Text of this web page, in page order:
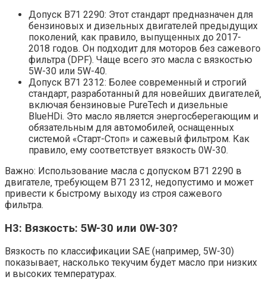
Допуск B71 2290: Этот стандарт предназначен для
бензиновых и дизельных двигателей предыдущих
поколений‚ как правило‚ выпущенных до 2017-
2018 годов. Он подходит для моторов без сажевого
фильтра (DPF). Чаще всего это масла с вязкостью
5W-30 или 5W-40.
Допуск B71 2312: Более современный и строгий
стандарт‚ разработанный для новейших двигателей‚
включая бензиновые PureTech и дизельные
BlueHDi. Это масло является энергосберегающим и
обязательным для автомобилей‚ оснащенных
системой «Старт-Стоп» и сажевый фильтром. Как
правило‚ ему соответствует вязкость 0W-30.
Важно: Использование масла с допуском B71 2290 в
двигателе‚ требующем B71 2312‚ недопустимо и может
привести к быстрому выходу из строя сажевого
фильтра.
H3: Вязкость: 5W-30 или 0W-30?
Вязкость по классификации SAE (например‚ 5W-30)
показывает‚ насколько текучим будет масло при низких
и высоких температурах.